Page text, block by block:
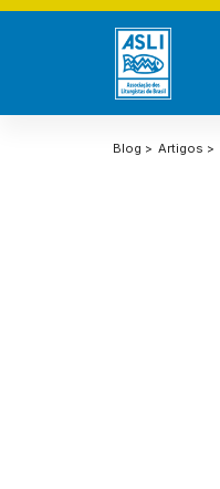
Blog > Artigos >